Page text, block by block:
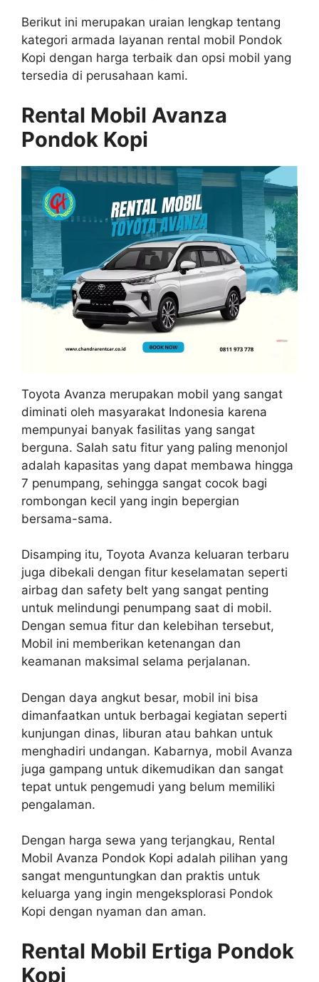
Berikut ini merupakan uraian lengkap tentang
kategori armada layanan rental mobil Pondok
Kopi dengan harga terbaik dan opsi mobil yang
tersedia di perusahaan kami.
Rental Mobil Avanza
Pondok Kopi
Toyota Avanza merupakan mobil yang sangat
diminati oleh masyarakat Indonesia karena
mempunyai banyak fasilitas yang sangat
berguna. Salah satu fitur yang paling menonjol
adalah kapasitas yang dapat membawa hingga
7 penumpang, sehingga sangat cocok bagi
rombongan kecil yang ingin bepergian
bersama-sama.
Disamping itu, Toyota Avanza keluaran terbaru
juga dibekali dengan fitur keselamatan seperti
airbag dan safety belt yang sangat penting
untuk melindungi penumpang saat di mobil.
Dengan semua fitur dan kelebihan tersebut,
Mobil ini memberikan ketenangan dan
keamanan maksimal selama perjalanan.
Dengan daya angkut besar, mobil ini bisa
dimanfaatkan untuk berbagai kegiatan seperti
kunjungan dinas, liburan atau bahkan untuk
menghadiri undangan. Kabarnya, mobil Avanza
juga gampang untuk dikemudikan dan sangat
tepat untuk pengemudi yang belum memiliki
pengalaman.
Dengan harga sewa yang terjangkau, Rental
Mobil Avanza Pondok Kopi adalah pilihan yang
sangat menguntungkan dan praktis untuk
keluarga yang ingin mengeksplorasi Pondok
Kopi dengan nyaman dan aman.
Rental Mobil Ertiga Pondok
Kopi